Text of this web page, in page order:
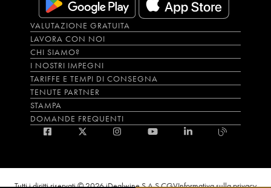
VALUTAZIONE GRATUITA
LAVORA CON NOI
CHI SIAMO?
I NOSTRI IMPEGNI
TARIFFE E TEMPI DI CONSEGNA
TENUTE PARTNER
STAMPA
DOMANDE FREQUENTI
Tutti i diritti riservati © 2026 iDealwine S.A.S.CGVInformativa sulla privacy